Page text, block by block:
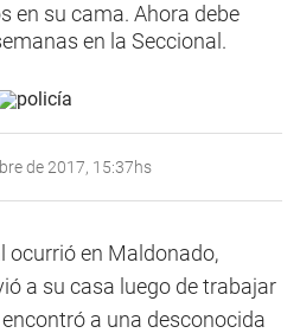
en su cama. Ahora debe
en la Seccional.
de 2017, 15:37hs
ocurrió en Maldonado,
a su casa luego de trabajar
a una desconocida